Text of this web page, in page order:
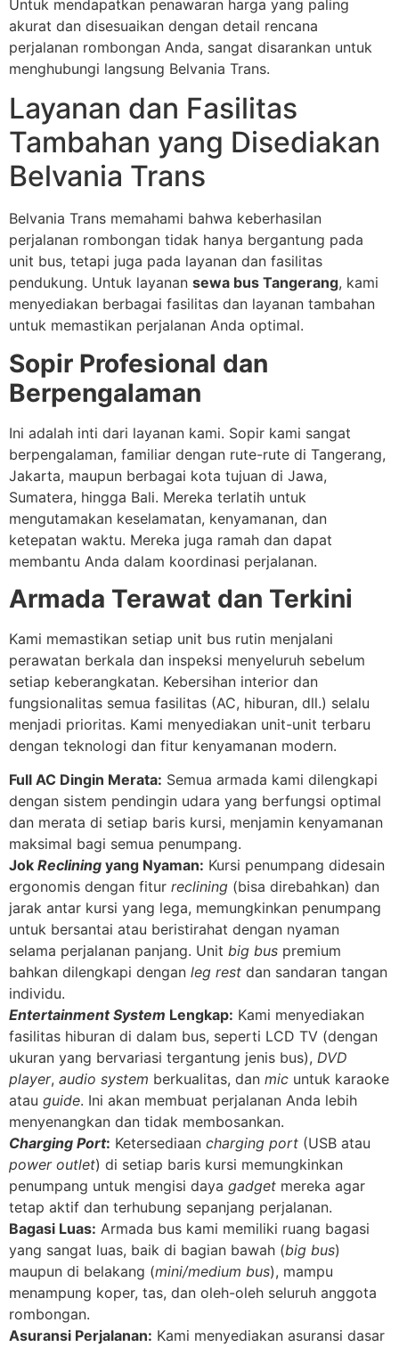
Untuk mendapatkan penawaran harga yang paling
akurat dan disesuaikan dengan detail rencana
perjalanan rombongan Anda, sangat disarankan untuk
menghubungi langsung Belvania Trans.
Layanan dan Fasilitas
Tambahan yang Disediakan
Belvania Trans
Belvania Trans memahami bahwa keberhasilan
perjalanan rombongan tidak hanya bergantung pada
unit bus, tetapi juga pada layanan dan fasilitas
pendukung. Untuk layanan sewa bus Tangerang, kami
menyediakan berbagai fasilitas dan layanan tambahan
untuk memastikan perjalanan Anda optimal.
Sopir Profesional dan
Berpengalaman
Ini adalah inti dari layanan kami. Sopir kami sangat
berpengalaman, familiar dengan rute-rute di Tangerang,
Jakarta, maupun berbagai kota tujuan di Jawa,
Sumatera, hingga Bali. Mereka terlatih untuk
mengutamakan keselamatan, kenyamanan, dan
ketepatan waktu. Mereka juga ramah dan dapat
membantu Anda dalam koordinasi perjalanan.
Armada Terawat dan Terkini
Kami memastikan setiap unit bus rutin menjalani
perawatan berkala dan inspeksi menyeluruh sebelum
setiap keberangkatan. Kebersihan interior dan
fungsionalitas semua fasilitas (AC, hiburan, dll.) selalu
menjadi prioritas. Kami menyediakan unit-unit terbaru
dengan teknologi dan fitur kenyamanan modern.
Full AC Dingin Merata: Semua armada kami dilengkapi
dengan sistem pendingin udara yang berfungsi optimal
dan merata di setiap baris kursi, menjamin kenyamanan
maksimal bagi semua penumpang.
Jok Reclining yang Nyaman: Kursi penumpang didesain
ergonomis dengan fitur reclining (bisa direbahkan) dan
jarak antar kursi yang lega, memungkinkan penumpang
untuk bersantai atau beristirahat dengan nyaman
selama perjalanan panjang. Unit big bus premium
bahkan dilengkapi dengan leg rest dan sandaran tangan
individu.
Entertainment System Lengkap: Kami menyediakan
fasilitas hiburan di dalam bus, seperti LCD TV (dengan
ukuran yang bervariasi tergantung jenis bus), DVD
player, audio system berkualitas, dan mic untuk karaoke
atau guide. Ini akan membuat perjalanan Anda lebih
menyenangkan dan tidak membosankan.
Charging Port: Ketersediaan charging port (USB atau
power outlet) di setiap baris kursi memungkinkan
penumpang untuk mengisi daya gadget mereka agar
tetap aktif dan terhubung sepanjang perjalanan.
Bagasi Luas: Armada bus kami memiliki ruang bagasi
yang sangat luas, baik di bagian bawah (big bus)
maupun di belakang (mini/medium bus), mampu
menampung koper, tas, dan oleh-oleh seluruh anggota
rombongan.
Asuransi Perjalanan: Kami menyediakan asuransi dasar